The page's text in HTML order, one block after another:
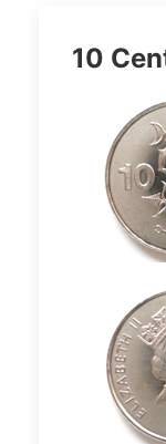
10